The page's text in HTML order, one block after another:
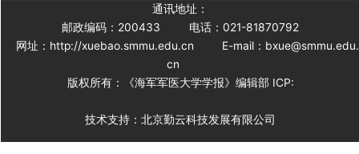
通讯地址：
邮政编码：200433
电话：021-81870792
网址：http://xuebao.smmu.edu.cn
E-mail：bxue@smmu.edu.
cn
版权所有：《海军军医大学学报》编辑部 ICP:
技术支持：北京勤云科技发展有限公司